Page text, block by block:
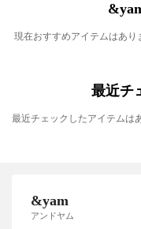
現在おすすめアイテムはあり
最近チ
最近チェックしたアイテムは
&yam
アンドヤム